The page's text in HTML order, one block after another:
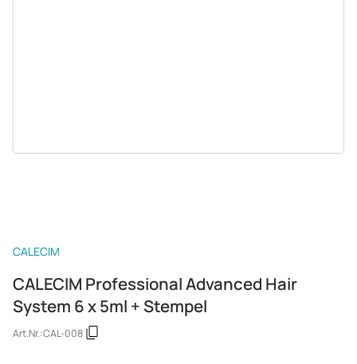
CALECIM
CALECIM Professional Advanced Hair
System 6 x 5ml + Stempel
Art.Nr.:CAL-008